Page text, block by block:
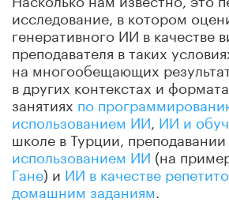
исследование, в котором
генеративного ИИ в качестве
преподавателя в таких
на многообещающих
в других контекстах и
занятиях по
использованием ИИ ИИ и
школе в Турции, преподавании
использованием ИИ (на
Гане) и ИИ в качестве
домашним заданиям